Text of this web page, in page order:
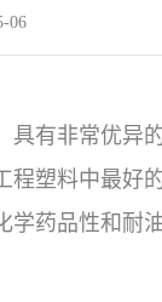
06
具有非常优
塑料中最好
药品性和耐油